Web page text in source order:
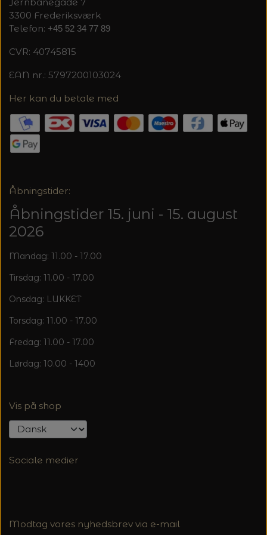
3300 Frederiksværk
Telefon: +45 52 34 77 89
CVR: 40745815
EAN nr.: 5797200103024
Her kan du betale med
Åbningstider:
Åbningstider 15. juni - 15. august
2026
Mandag: 11.00 - 17.00
Tirsdag: 11.00 - 17.00
Onsdag: LUKKET
Torsdag: 11.00 - 17.00
Fredag: 11.00 - 17.00
Lørdag: 10.00 - 1400
Vis på shop
Sociale medier
Modtag vores nyhedsbrev via e-mail